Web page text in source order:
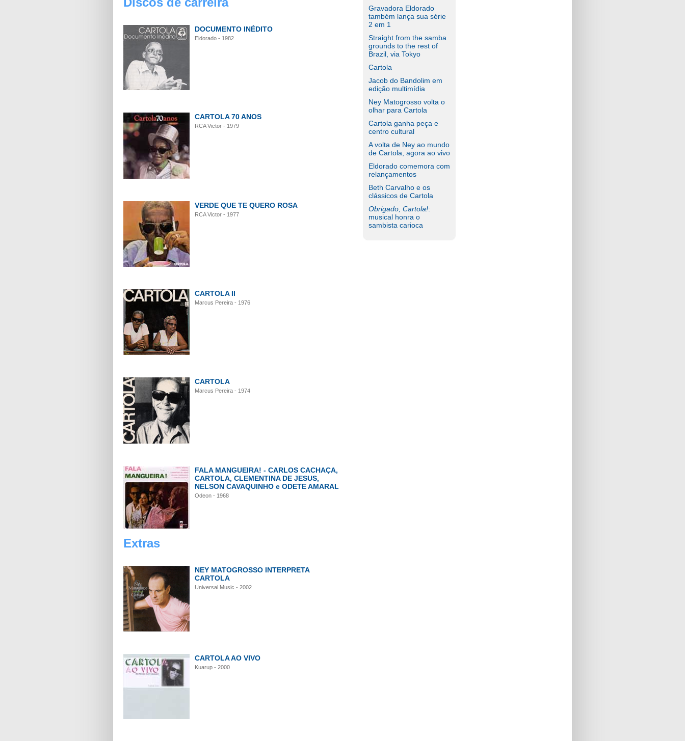
DOCUMENTO INÉDITO
Eldorado - 1982
CARTOLA 70 ANOS
RCA Victor - 1979
VERDE QUE TE QUERO ROSA
RCA Victor - 1977
CARTOLA II
Marcus Pereira - 1976
CARTOLA
Marcus Pereira - 1974
FALA MANGUEIRA! - CARLOS CACHAÇA,
CARTOLA, CLEMENTINA DE JESUS,
NELSON CAVAQUINHO e ODETE AMARAL
Odeon - 1968
Extras
NEY MATOGROSSO INTERPRETA
CARTOLA
Universal Music - 2002
CARTOLA AO VIVO
Kuarup - 2000
Gravadora Eldorado
também lança sua série
2 em 1
Straight from the samba
grounds to the rest of
Brazil, via Tokyo
Cartola
Jacob do Bandolim em
edição multimídia
Ney Matogrosso volta o
olhar para Cartola
Cartola ganha peça e
centro cultural
A volta de Ney ao mundo
de Cartola, agora ao vivo
Eldorado comemora com
relançamentos
Beth Carvalho e os
clássicos de Cartola
Obrigado, Cartola!:
musical honra o
sambista carioca